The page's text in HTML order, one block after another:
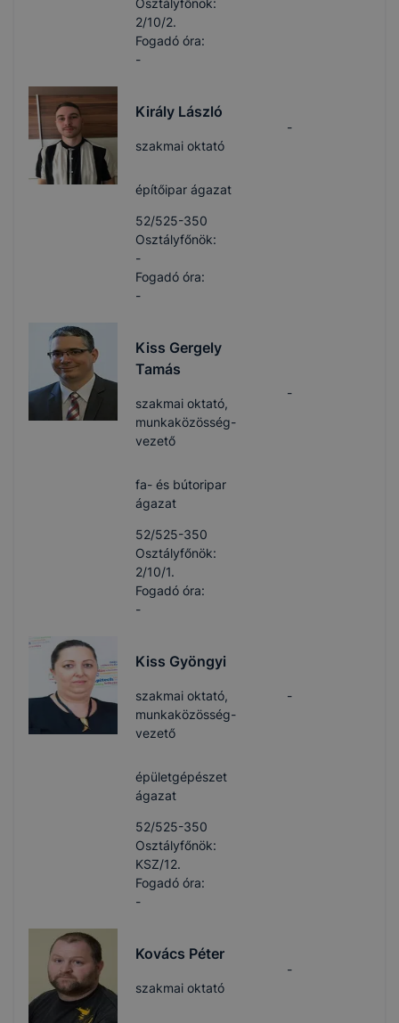
Osztályfőnök:
2/10/2.
Fogadó óra:
-
Király László
szakmai oktató
építőipar ágazat
-
52/525-350
Osztályfőnök:
-
Fogadó óra:
-
Kiss Gergely
Tamás
szakmai oktató,
munkaközösség-
vezető
fa- és bútoripar
ágazat
-
52/525-350
Osztályfőnök:
2/10/1.
Fogadó óra:
-
Kiss Gyöngyi
szakmai oktató,
munkaközösség-
vezető
épületgépészet
ágazat
-
52/525-350
Osztályfőnök:
KSZ/12.
Fogadó óra:
-
Kovács Péter
szakmai oktató
-